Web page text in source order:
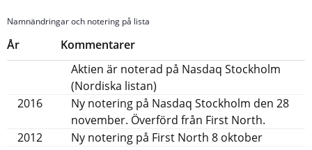
Namnändringar och notering på lista
År
Kommentarer
Aktien är noterad på Nasdaq Stockholm
(Nordiska listan)
2016
Ny notering på Nasdaq Stockholm den 28
november. Överförd från First North.
2012
Ny notering på First North 8 oktober